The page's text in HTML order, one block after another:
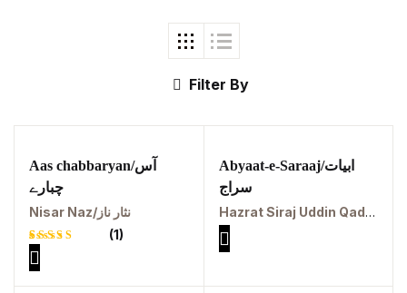
Filter By
Aas chabbaryan/آس
چبارے
Nisar Naz/نثار ناز
Rated
5.00
of 5
1
(1)
Abyaat-e-Saraaj/ابیات
سراج
Hazrat Siraj Uddin Qadri/مولوی سراج الدین سراج قادری
Search
Search for:
Tags
GujarKhan